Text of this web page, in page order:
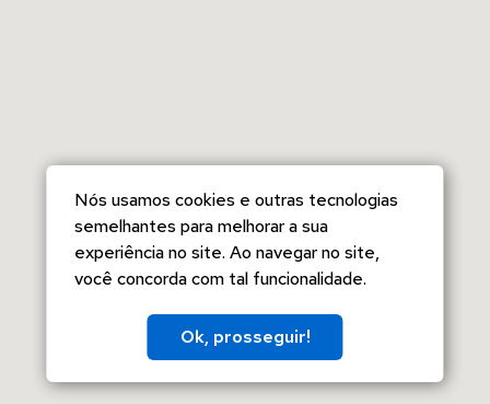
Nós usamos cookies e outras tecnologias
semelhantes para melhorar a sua
experiência no site. Ao navegar no site,
você concorda com tal funcionalidade.
Ok, prosseguir!